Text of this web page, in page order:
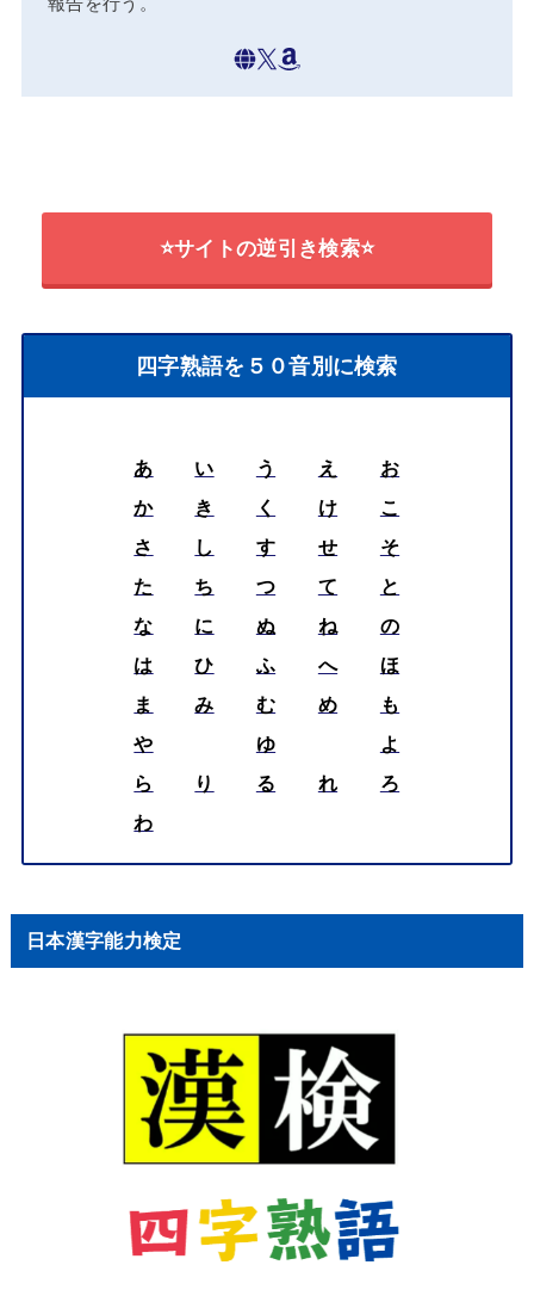
⭐サイトの逆引き検索⭐
四字熟語を５０音別に検索
あ い う え
お
か
き く け
こ
さ
し す せ
そ
た
ち つ て
と
な
に ぬ ね
の
は
ひ ふ へ
ほ
ま
み む め
も
や
ゆ
よ
ら
り る れ
ろ
わ
日本漢字能力検定